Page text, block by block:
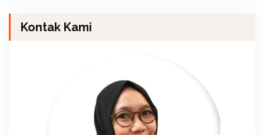
Kontak Kami